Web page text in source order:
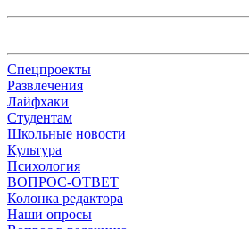
Спецпроекты
Развлечения
Лайфхаки
Студентам
Школьные новости
Культура
Психология
ВОПРОС-ОТВЕТ
Колонка редактора
Наши опросы